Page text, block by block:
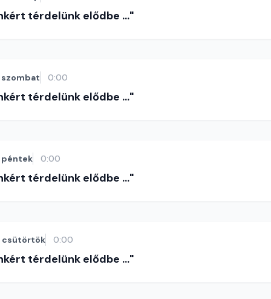
térdelünk elődbe ..."
szombat 0:00
térdelünk elődbe ..."
péntek 0:00
térdelünk elődbe ..."
csütörtök 0:00
térdelünk elődbe ..."